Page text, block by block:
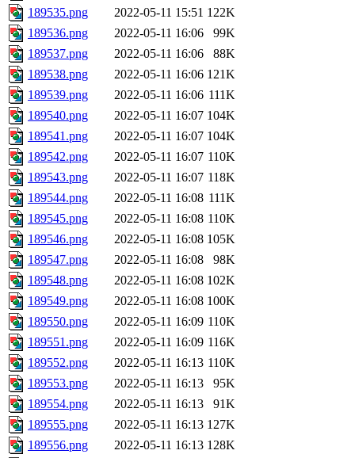
189535.png
2022-05-11 15:51 122K
189536.png
2022-05-11 16:06
99K
189537.png
2022-05-11 16:06
88K
189538.png
2022-05-11 16:06 121K
189539.png
2022-05-11 16:06 111K
189540.png
2022-05-11 16:07 104K
189541.png
2022-05-11 16:07 104K
189542.png
2022-05-11 16:07 110K
189543.png
2022-05-11 16:07 118K
189544.png
2022-05-11 16:08 111K
189545.png
2022-05-11 16:08 110K
189546.png
2022-05-11 16:08 105K
189547.png
2022-05-11 16:08
98K
189548.png
2022-05-11 16:08 102K
189549.png
2022-05-11 16:08 100K
189550.png
2022-05-11 16:09 110K
189551.png
2022-05-11 16:09 116K
189552.png
2022-05-11 16:13 110K
189553.png
2022-05-11 16:13
95K
189554.png
2022-05-11 16:13
91K
189555.png
2022-05-11 16:13 127K
189556.png
2022-05-11 16:13 128K